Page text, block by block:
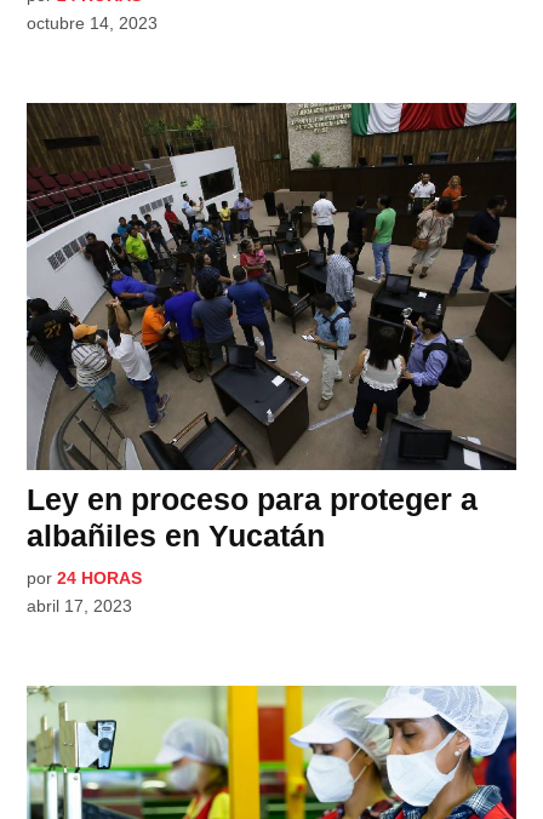
octubre 14, 2023
Ley en proceso para proteger a
albañiles en Yucatán
por 24 HORAS
abril 17, 2023